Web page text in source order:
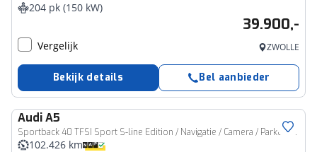
204 pk (150 kW)
39.900,-
Vergelijk ZWOLLE
Bekijk details Bel aanbieder
AudiA5
Sportback 40 TFSI Sport S-line Edition / Navigatie / Camera / Parkeersensoren V+A / 3x S-line / Climate controle / **
102.426 km